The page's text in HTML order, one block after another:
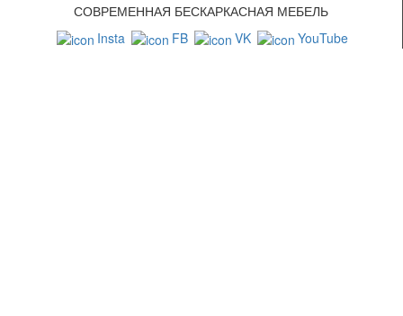
СОВРЕМЕННАЯ БЕСКАРКАСНАЯ МЕБЕЛЬ
Insta
FB VK YouTube